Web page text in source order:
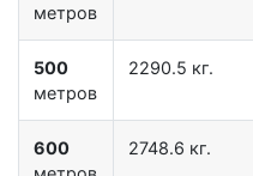
метров
500
метров
2290.5 кг.
600
2748.6 кг.